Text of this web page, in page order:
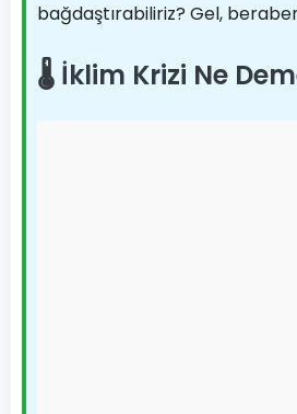
bağdaştırabiliriz? Gel,
🌡️ İklim Krizi Ne